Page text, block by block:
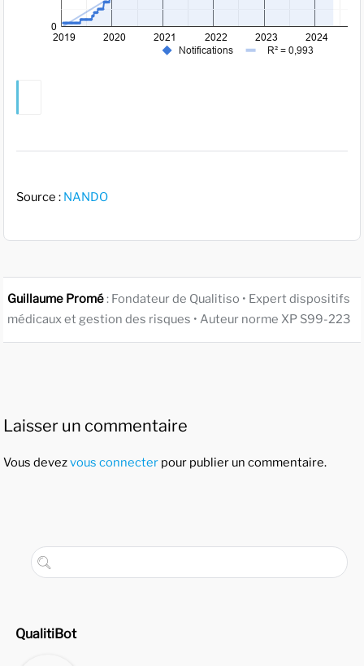
Source : NANDO
Guillaume Promé: Fondateur de Qualitiso • Expert dispositifs
médicaux et gestion des risques • Auteur norme XP S99-223
Laisser un commentaire
Vous devezvous connecter pour publier un commentaire.
QualitiBot